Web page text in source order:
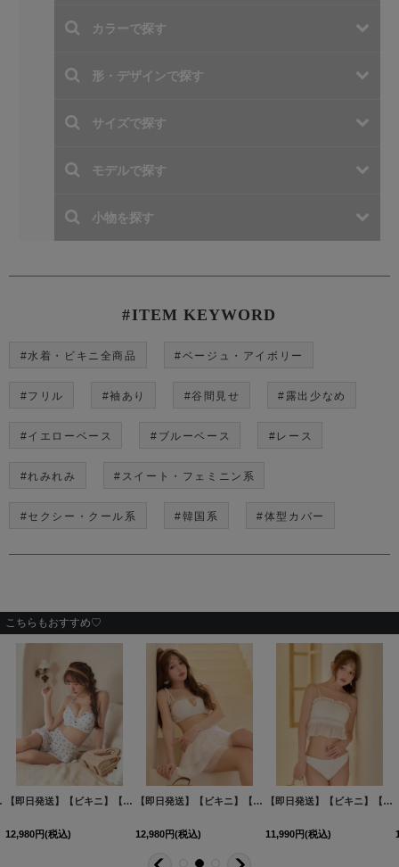
#ITEM KEYWORD
#水着・ビキニ全商品 #ベージュ・アイボリー
#フリル #袖あり #谷間見せ #露出少なめ
#イエローベース #ブルーベース #レース
#れみれみ #スイート・フェミニン系
#セクシー・クール系 #韓国系 #体型カバー
こちらもおすすめ♡
IV-26MY-260414
[M256dzp-IV-26EN-260514 ]
ット [FB01] [M262dzp-IV-25NN
【即日発送】【ビキニ】【水着】スカート付き小花柄ビキニ[FB01]三上悠亜着用 [
12,980円(税込)
【即日発送】【ビキニ】【水着】ギャザーフリルティアードスカート付きビキニ 3点セット[FB01]吉木千沙都（ちぃぽぽ）着用
12,980円(税込)
【即日発送】【ビキニ】【水着】ギャザートップフレアセパレートビキニ 2点セット[FB01]吉木千沙都（ちぃぽぽ）着用
11,990円(税込)